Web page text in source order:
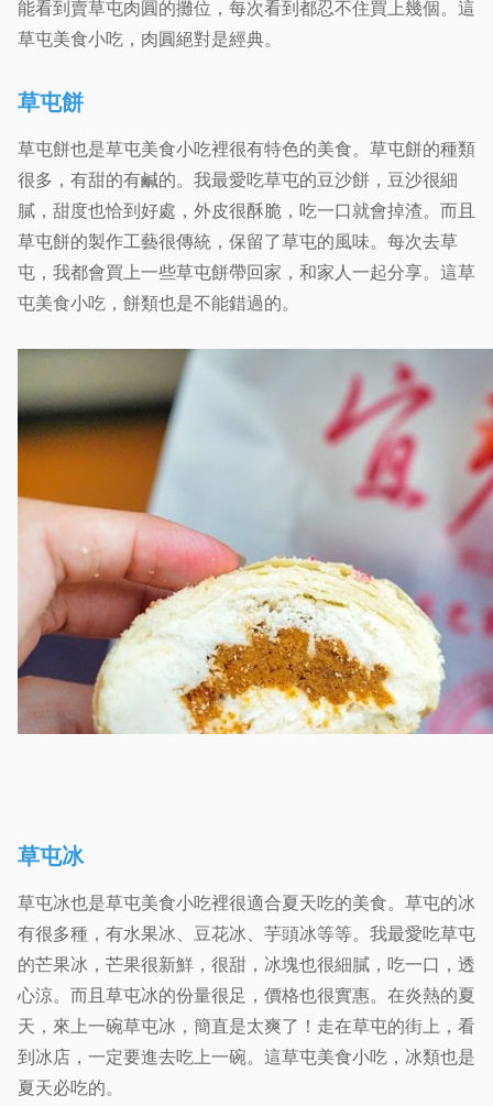
能看到賣草屯肉圓的攤位，每次看到都忍不住買上幾個。這
草屯美食小吃，肉圓絕對是經典。
草屯餅
草屯餅也是草屯美食小吃裡很有特色的美食。草屯餅的種類
很多，有甜的有鹹的。我最愛吃草屯的豆沙餅，豆沙很細
膩，甜度也恰到好處，外皮很酥脆，吃一口就會掉渣。而且
草屯餅的製作工藝很傳統，保留了草屯的風味。每次去草
屯，我都會買上一些草屯餅帶回家，和家人一起分享。這草
屯美食小吃，餅類也是不能錯過的。
草屯冰
草屯冰也是草屯美食小吃裡很適合夏天吃的美食。草屯的冰
有很多種，有水果冰、豆花冰、芋頭冰等等。我最愛吃草屯
的芒果冰，芒果很新鮮，很甜，冰塊也很細膩，吃一口，透
心涼。而且草屯冰的份量很足，價格也很實惠。在炎熱的夏
天，來上一碗草屯冰，簡直是太爽了！走在草屯的街上，看
到冰店，一定要進去吃上一碗。這草屯美食小吃，冰類也是
夏天必吃的。